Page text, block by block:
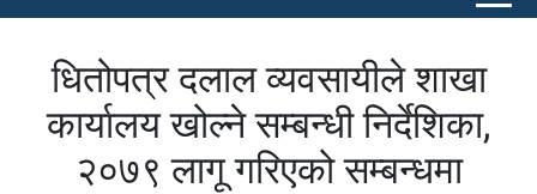
धितोपत्र दलाल व्यवसायीले शाखा
कार्यालय खोल्ने सम्बन्धी निर्देशिका,
२०७९ लागू गरिएको सम्बन्धमा